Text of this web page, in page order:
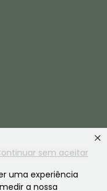
sem aceitar
uma experiência
a nossa